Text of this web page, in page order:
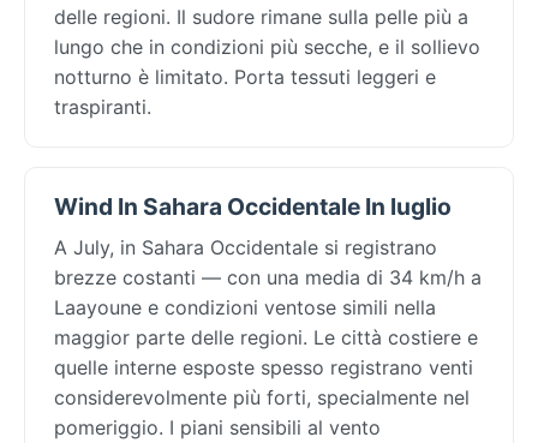
delle regioni. Il sudore rimane sulla pelle più a
lungo che in condizioni più secche, e il sollievo
notturno è limitato. Porta tessuti leggeri e
traspiranti.
Wind In Sahara Occidentale In luglio
A July, in Sahara Occidentale si registrano
brezze costanti — con una media di 34 km/h a
Laayoune e condizioni ventose simili nella
maggior parte delle regioni. Le città costiere e
quelle interne esposte spesso registrano venti
considerevolmente più forti, specialmente nel
pomeriggio. I piani sensibili al vento